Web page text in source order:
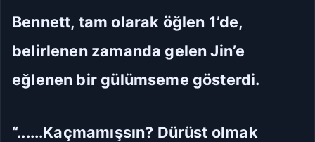
Bennett, tam olarak öğlen 1’de,
belirlenen zamanda gelen Jin’e
eğlenen bir gülümseme gösterdi.
“......Kaçmamışsın? Dürüst olmak